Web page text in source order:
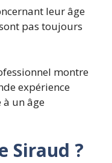
leur âge
pas toujours
montre
expérience
un âge
Siraud ?